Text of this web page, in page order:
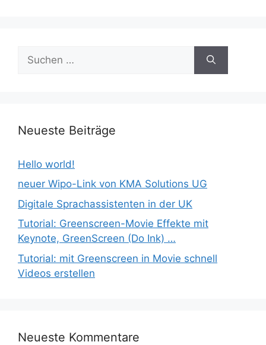
nach:
Neueste Beiträge
Hello world!
neuer Wipo-Link von KMA Solutions UG
Digitale Sprachassistenten in der UK
Tutorial: Greenscreen-Movie Effekte mit
Keynote, GreenScreen (Do Ink) …
Tutorial: mit Greenscreen in Movie schnell
Videos erstellen
Neueste Kommentare